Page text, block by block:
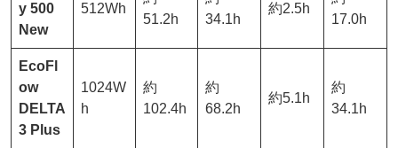
y 500
New
512Wh
51.2h
34.1h
約2.5h
17.0h
EcoFl
ow
DELTA
3 Plus
1024W
h
約
102.4h
約
68.2h
約5.1h
約
34.1h